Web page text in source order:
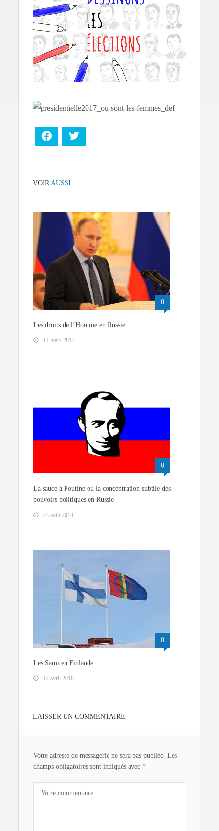
Facebook
VOIRAUSSI
0
Les droits de l’Homme en Russie
14 mars 2017
0
La sauce à Poutine ou la concentration subtile des
pouvoirs politiques en Russie
23 août 2014
0
Les Sami en Finlande
12 avril 2018
LAISSER UN COMMENTAIRE
Votre adresse de messagerie ne sera pas publiée. Les
champs obligatoires sont indiqués avec *